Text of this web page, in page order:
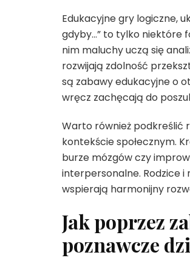
Edukacyjne gry logiczne,
gdyby…” to tylko niektóre
nim maluchy uczą się
rozwijają zdolność
są zabawy edukacyjne o
wręcz zachęcają do
Warto również podkreślić
kontekście społecznym.
burze mózgów czy
interpersonalne. Rodzice
wspierają harmonijny
Jak poprzez
poznawcze